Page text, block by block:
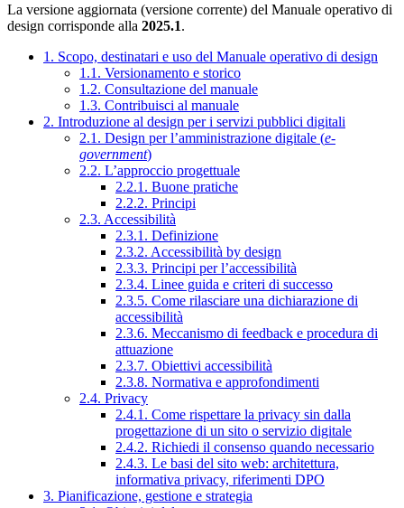
La versione aggiornata (versione corrente) del Manuale operativo di
design corrisponde alla 2025.1.
1. Scopo, destinatari e uso del Manuale operativo di design
1.1. Versionamento e storico
1.2. Consultazione del manuale
1.3. Contribuisci al manuale
2. Introduzione al design per i servizi pubblici digitali
2.1. Design per l’amministrazione digitale (e-
government)
2.2. L’approccio progettuale
2.2.1. Buone pratiche
2.2.2. Principi
2.3. Accessibilità
2.3.1. Definizione
2.3.2. Accessibilità by design
2.3.3. Principi per l’accessibilità
2.3.4. Linee guida e criteri di successo
2.3.5. Come rilasciare una dichiarazione di
accessibilità
2.3.6. Meccanismo di feedback e procedura di
attuazione
2.3.7. Obiettivi accessibilità
2.3.8. Normativa e approfondimenti
2.4. Privacy
2.4.1. Come rispettare la privacy sin dalla
progettazione di un sito o servizio digitale
2.4.2. Richiedi il consenso quando necessario
2.4.3. Le basi del sito web: architettura,
informativa privacy, riferimenti DPO
3. Pianificazione, gestione e strategia